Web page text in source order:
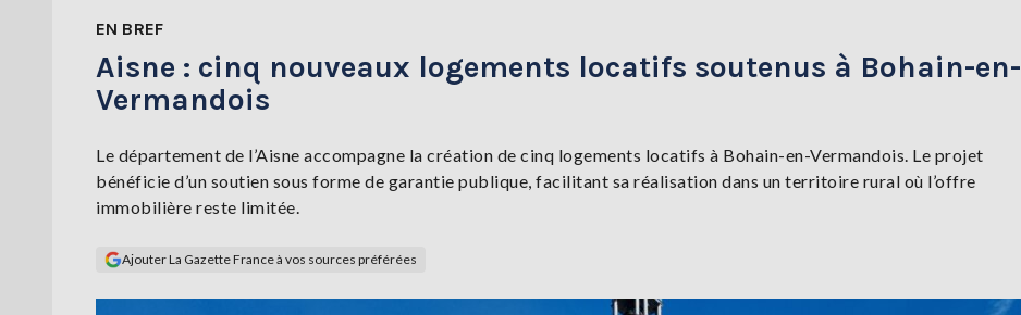
EN BREF
Aisne : cinq nouveaux logements locatifs soutenus à Bohain-en-
Vermandois
Le département de l’Aisne accompagne la création de cinq logements locatifs à Bohain-en-Vermandois. Le projet
bénéficie d’un soutien sous forme de garantie publique, facilitant sa réalisation dans un territoire rural où l’offre
immobilière reste limitée.
Ajouter La Gazette France à vos sources préférées